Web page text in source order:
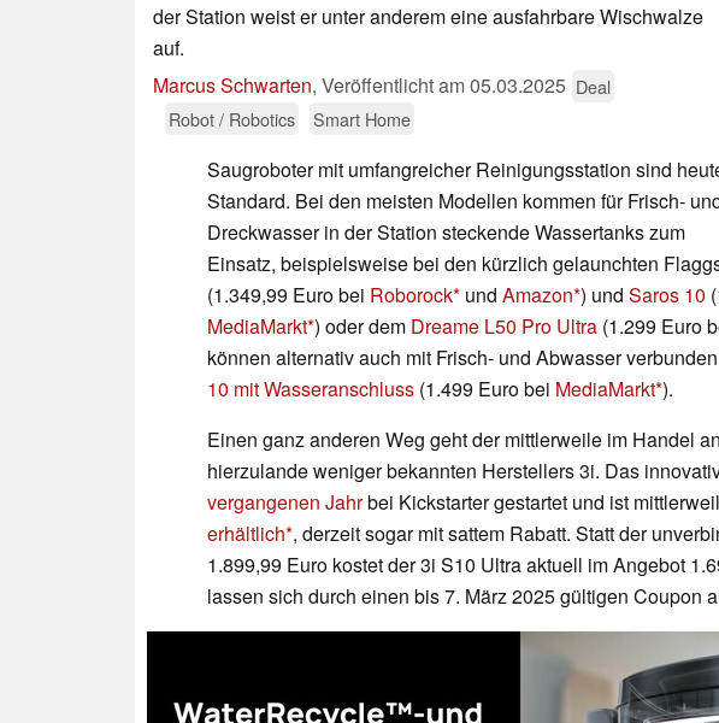
der Station weist er unter anderem eine ausfahrbare Wischwalze
auf.
Marcus Schwarten, Veröffentlicht am05.03.2025 Deal
Robot / Robotics
Smart Home
Saugroboter mit umfangreicher Reinigungsstation sind
Standard. Bei den meisten Modellen kommen für Frisch-
Dreckwasser in der Station steckende Wassertanks zum
Einsatz, beispielsweise bei den kürzlich gelaunchten
(1.349,99 Euro bei Roborock und Amazon ) und Saros 10
MediaMarkt ) oder dem Dreame L50 Pro Ultra (1.299 Euro
können alternativ auch mit Frisch- und Abwasser
10 mit Wasseranschluss (1.499 Euro bei MediaMarkt ).
Einen ganz anderen Weg geht der mittlerweile im Handel
hierzulande weniger bekannten Herstellers 3i. Das
vergangenen Jahrbei Kickstarter gestartet und ist
erhältlich , derzeit sogar mit sattem Rabatt. Statt der
1.899,99 Euro kostet der 3i S10 Ultra aktuell im Angebot
lassen sich durch einen bis 7. März 2025 gültigen Coupon